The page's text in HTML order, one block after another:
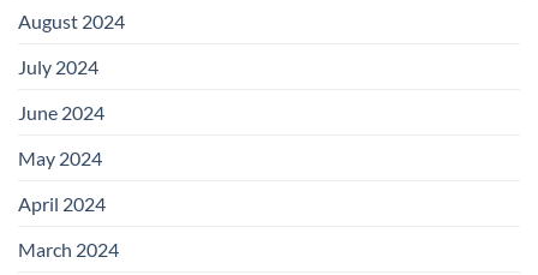
August 2024
July 2024
June 2024
May 2024
April 2024
March 2024